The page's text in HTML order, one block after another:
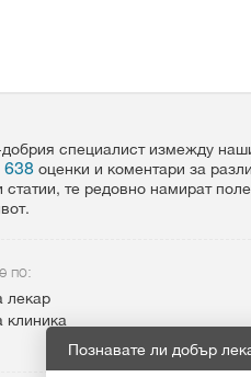
специалист измежду
638 оценки и коментари за
статии, те редовно намират
по:
лекар
клиника
Познавате ли добър